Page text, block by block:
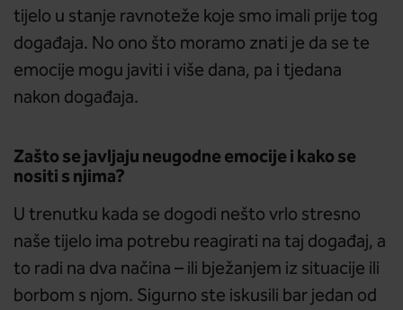
tijelo u stanje ravnoteže koje smo imali prije tog
događaja. No ono što moramo znati je da se te
emocije mogu javiti i više dana, pa i tjedana
nakon događaja.
Zašto se javljaju neugodne emocije i kako se
nositi s njima?
U trenutku kada se dogodi nešto vrlo stresno
naše tijelo ima potrebu reagirati na taj događaj, a
to radi na dva načina – ili bježanjem iz situacije ili
borbom s njom. Sigurno ste iskusili bar jedan od